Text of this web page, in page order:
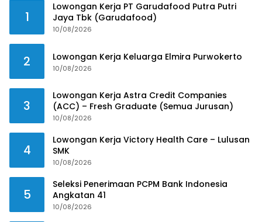
1
Lowongan Kerja PT Garudafood Putra Putri
Jaya Tbk (Garudafood)
10/08/2026
2 Lowongan Kerja Keluarga Elmira Purwokerto
10/08/2026
3
Lowongan Kerja Astra Credit Companies
(ACC) – Fresh Graduate (Semua Jurusan)
10/08/2026
4
Lowongan Kerja Victory Health Care – Lulusan
SMK
10/08/2026
5
Seleksi Penerimaan PCPM Bank Indonesia
Angkatan 41
10/08/2026